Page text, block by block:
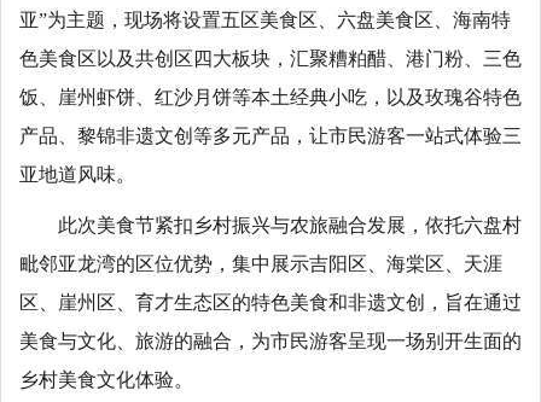
亚”为主题，现场将设置五区美食区、六盘美食区、海南特
色美食区以及共创区四大板块，汇聚糟粕醋、港门粉、三色
饭、崖州虾饼、红沙月饼等本土经典小吃，以及玫瑰谷特色
产品、黎锦非遗文创等多元产品，让市民游客一站式体验三
亚地道风味。
此次美食节紧扣乡村振兴与农旅融合发展，依托六盘村
毗邻亚龙湾的区位优势，集中展示吉阳区、海棠区、天涯
区、崖州区、育才生态区的特色美食和非遗文创，旨在通过
美食与文化、旅游的融合，为市民游客呈现一场别开生面的
乡村美食文化体验。